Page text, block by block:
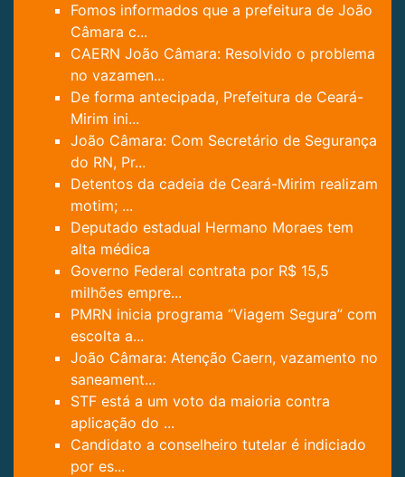
Fomos informados que a prefeitura de João
Câmara c...
CAERN João Câmara: Resolvido o problema
no vazamen...
De forma antecipada, Prefeitura de Ceará-
Mirim ini...
João Câmara: Com Secretário de Segurança
do RN, Pr...
Detentos da cadeia de Ceará-Mirim realizam
motim; ...
Deputado estadual Hermano Moraes tem
alta médica
Governo Federal contrata por R$ 15,5
milhões empre...
PMRN inicia programa “Viagem Segura” com
escolta a...
João Câmara: Atenção Caern, vazamento no
saneament...
STF está a um voto da maioria contra
aplicação do ...
Candidato a conselheiro tutelar é indiciado
por es...